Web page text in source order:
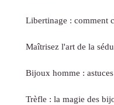
Libertinage : comment
Maîtrisez l'art de la
Bijoux homme :
Trèfle : la magie des